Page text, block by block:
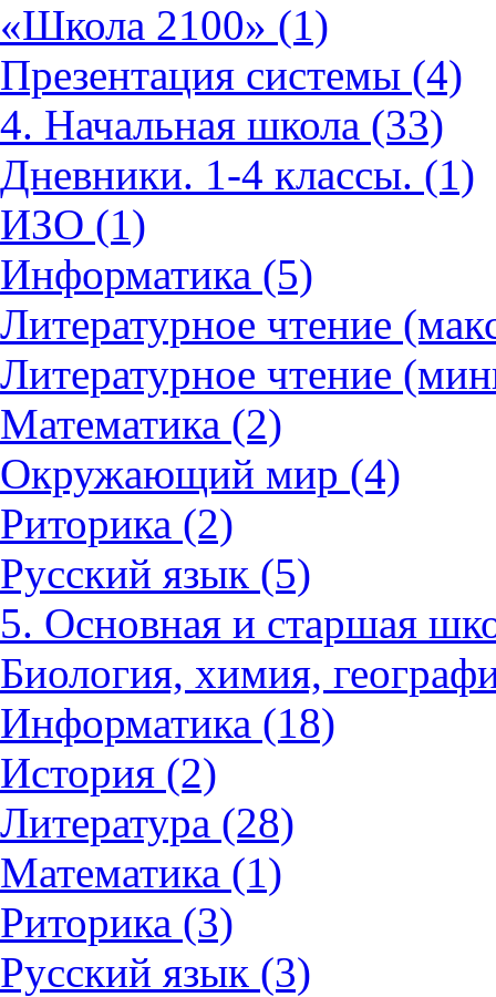
«Школа 2100» (1)
Презентация системы (4)
4. Начальная школа (33)
Дневники. 1-4 классы. (1)
ИЗО (1)
Информатика (5)
Литературное чтение
Литературное чтение
Математика (2)
Окружающий мир (4)
Риторика (2)
Русский язык (5)
5. Основная и старшая
Биология, химия,
Информатика (18)
История (2)
Литература (28)
Математика (1)
Риторика (3)
Русский язык (3)